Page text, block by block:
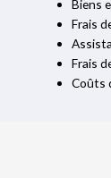
Biens
Frais
Frais
Coûts